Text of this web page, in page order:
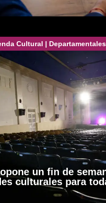
Cultural | Departamentales
un fin de
culturales para